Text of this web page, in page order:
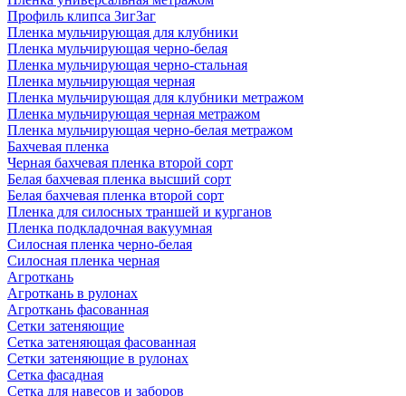
Профиль клипса ЗигЗаг
Пленка мульчирующая для клубники
Пленка мульчирующая черно-белая
Пленка мульчирующая черно-стальная
Пленка мульчирующая черная
Пленка мульчирующая для клубники метражом
Пленка мульчирующая черная метражом
Пленка мульчирующая черно-белая метражом
Бахчевая пленка
Черная бахчевая пленка второй сорт
Белая бахчевая пленка высший сорт
Белая бахчевая пленка второй сорт
Пленка для силосных траншей и курганов
Пленка подкладочная вакуумная
Силосная пленка черно-белая
Силосная пленка черная
Агроткань
Агроткань в рулонах
Агроткань фасованная
Сетки затеняющие
Сетка затеняющая фасованная
Сетки затеняющие в рулонах
Сетка фасадная
Сетка для навесов и заборов